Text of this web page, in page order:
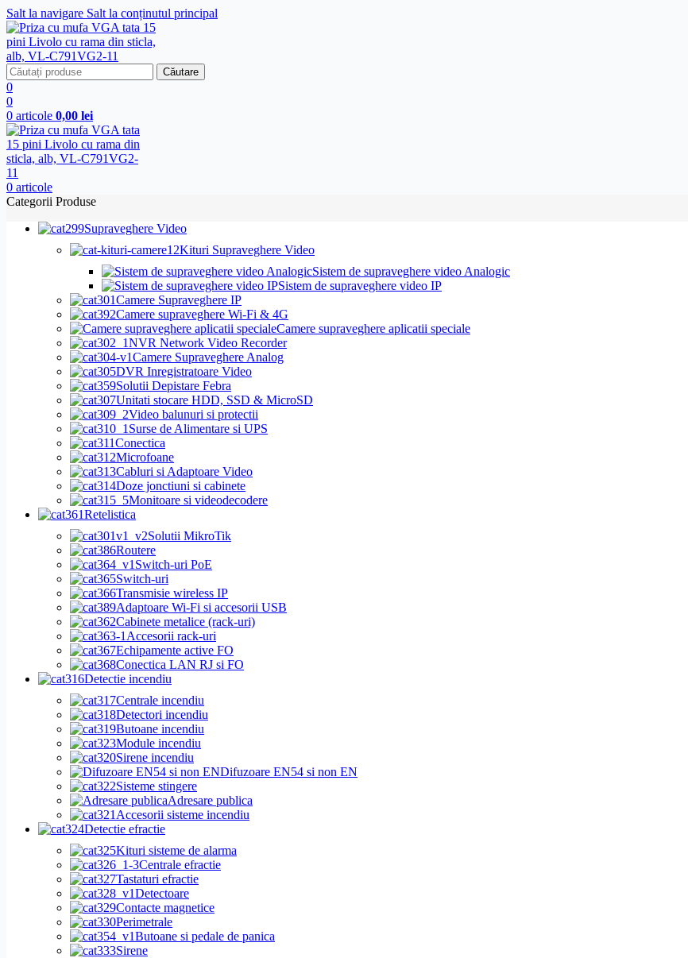
Salt la navigare Salt la conținutul principal
Căutare
0
0
0 articole 0,00 lei
0 articole
Categorii Produse
Supraveghere Video
Kituri Supraveghere Video
Sistem de supraveghere video Analogic
Sistem de supraveghere video IP
Camere Supraveghere IP
Camere supraveghere Wi-Fi & 4G
Camere supraveghere aplicatii speciale
NVR Network Video Recorder
Camere Supraveghere Analog
DVR Inregistratoare Video
Solutii Depistare Febra
Unitati stocare HDD, SSD & MicroSD
Video balunuri si protectii
Surse de Alimentare si UPS
Conectica
Microfoane
Cabluri si Adaptoare Video
Doze jonctiuni si cabinete
Monitoare si videodecodere
Retelistica
Solutii MikroTik
Routere
Switch-uri PoE
Switch-uri
Transmisie wireless IP
Adaptoare Wi-Fi si accesorii USB
Cabinete metalice (rack-uri)
Accesorii rack-uri
Echipamente active FO
Conectica LAN RJ si FO
Detectie incendiu
Centrale incendiu
Detectori incendiu
Butoane incendiu
Module incendiu
Sirene incendiu
Difuzoare EN54 si non EN
Sisteme stingere
Adresare publica
Accesorii sisteme incendiu
Detectie efractie
Kituri sisteme de alarma
Centrale efractie
Tastaturi efractie
Detectoare
Contacte magnetice
Perimetrale
Butoane si pedale de panica
Sirene